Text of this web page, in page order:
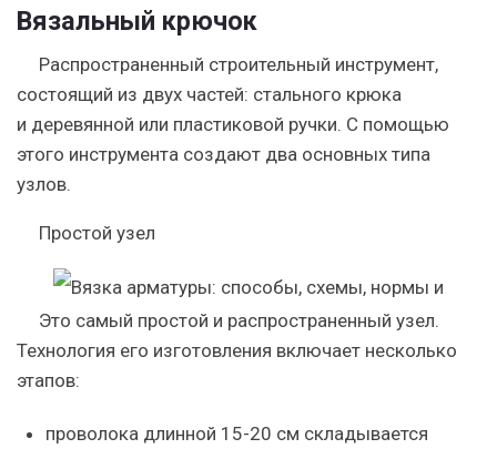
Вязальный крючок
Распространенный строительный инструмент,
состоящий из двух частей: стального крюка
и деревянной или пластиковой ручки. С помощью
этого инструмента создают два основных типа
узлов.
Простой узел
Это самый простой и распространенный узел.
Технология его изготовления включает несколько
этапов:
проволока длинной 15-20 см складывается